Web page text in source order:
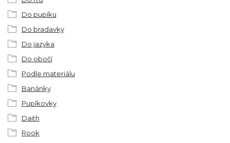
Do pupíku
Do bradavky
Do jazyka
Do obočí
Podle materiálu
Banánky
Pupíkovky
Daith
Rook